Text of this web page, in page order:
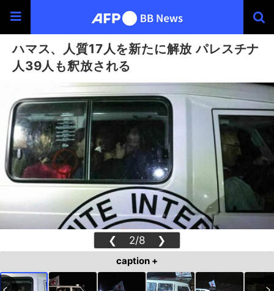
ハマス、人質17人を新たに解放 パレスチナ
人39人も釈放される
❮ 2/8 ❯
caption +